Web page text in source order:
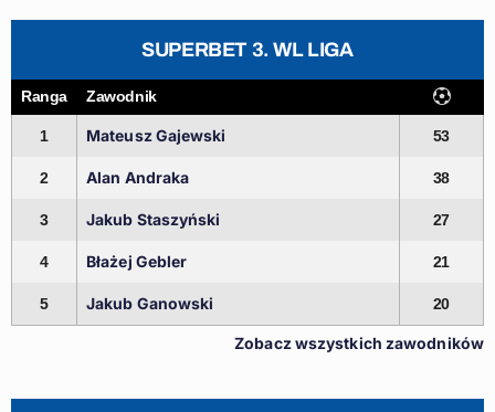
SUPERBET 3. WL LIGA
Ranga Zawodnik
1 Mateusz Gajewski 53
2 Alan Andraka 38
3 Jakub Staszyński 27
4 Błażej Gebler 21
5 Jakub Ganowski 20
Zobacz wszystkich zawodników